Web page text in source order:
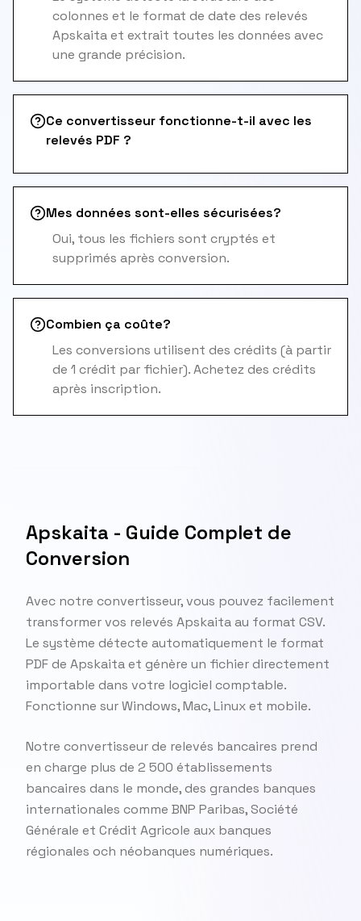
colonnes et le format de date des relevés
Apskaita et extrait toutes les données avec
une grande précision.
Ce convertisseur fonctionne-t-il avec les
relevés PDF ?
Mes données sont-elles sécurisées?
Oui, tous les fichiers sont cryptés et
supprimés après conversion.
Combien ça coûte?
Les conversions utilisent des crédits (à partir
de 1 crédit par fichier). Achetez des crédits
après inscription.
Apskaita - Guide Complet de
Conversion
Avec notre convertisseur, vous pouvez facilement
transformer vos relevés Apskaita au format CSV.
Le système détecte automatiquement le format
PDF de Apskaita et génère un fichier directement
importable dans votre logiciel comptable.
Fonctionne sur Windows, Mac, Linux et mobile.
Notre convertisseur de relevés bancaires prend
en charge plus de 2 500 établissements
bancaires dans le monde, des grandes banques
internationales comme BNP Paribas, Société
Générale et Crédit Agricole aux banques
régionales och néobanques numériques.